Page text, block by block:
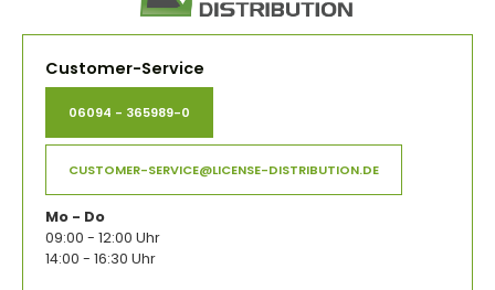
Customer-Service
06094 - 365989-0
CUSTOMER-SERVICE@LICENSE-DISTRIBUTION.DE
Mo - Do
09:00 - 12:00 Uhr
14:00 - 16:30 Uhr